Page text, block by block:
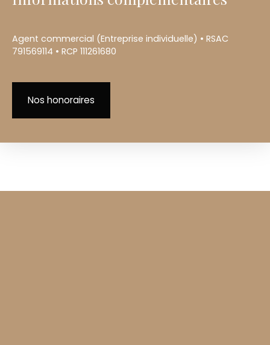
Agent commercial (Entreprise individuelle) • RSAC
791569114 • RCP 111261680
Nos honoraires